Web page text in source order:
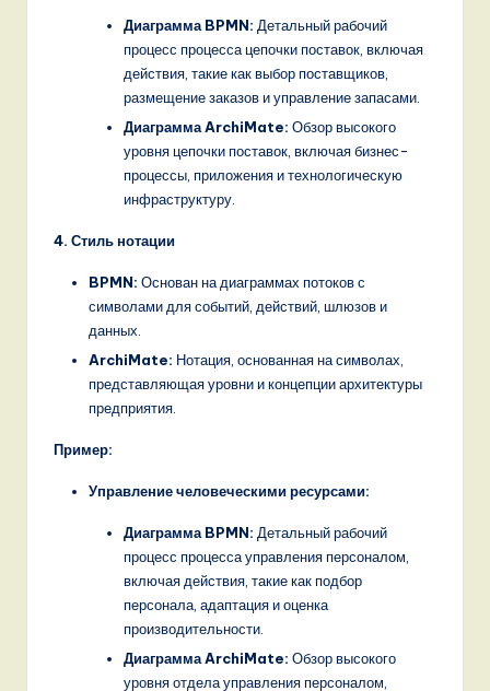
Диаграмма BPMN: Детальный рабочий
процесс процесса цепочки поставок, включая
действия, такие как выбор поставщиков,
размещение заказов и управление запасами.
Диаграмма ArchiMate: Обзор высокого
уровня цепочки поставок, включая бизнес-
процессы, приложения и технологическую
инфраструктуру.
4. Стиль нотации
BPMN: Основан на диаграммах потоков с
символами для событий, действий, шлюзов и
данных.
ArchiMate: Нотация, основанная на символах,
представляющая уровни и концепции архитектуры
предприятия.
Пример:
Управление человеческими ресурсами:
Диаграмма BPMN: Детальный рабочий
процесс процесса управления персоналом,
включая действия, такие как подбор
персонала, адаптация и оценка
производительности.
Диаграмма ArchiMate: Обзор высокого
уровня отдела управления персоналом,